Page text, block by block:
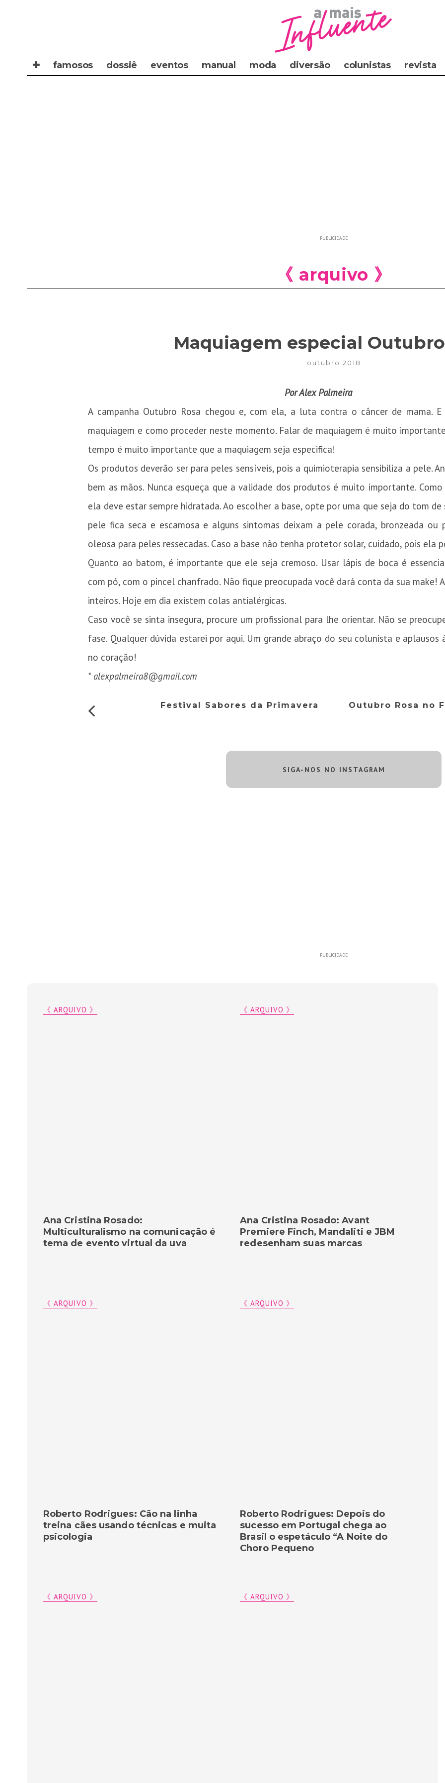
✚ famosos dossiê eventos manual moda diversão colunistas revista
PUBLICIDADE
《 arquivo 》
Maquiagem especial
outubro 2018
Por Alex Palmeira
A campanha Outubro Rosa chegou e, com ela, a luta contra o câncer de mama.
maquiagem e como proceder neste momento. Falar de maquiagem é muito
tempo é muito importante que a maquiagem seja especifica!
Os produtos deverão ser para peles sensíveis, pois a quimioterapia sensibiliza a pele.
bem as mãos. Nunca esqueça que a validade dos produtos é muito importante.
ela deve estar sempre hidratada. Ao escolher a base, opte por uma que seja do tom
pele fica seca e escamosa e alguns sintomas deixam a pele corada, bronzeada ou
oleosa para peles ressecadas. Caso a base não tenha protetor solar, cuidado, pois ela
Quanto ao batom, é importante que ele seja cremoso. Usar lápis de boca é
com pó, com o pincel chanfrado. Não fique preocupada você dará conta da sua make!
inteiros. Hoje em dia existem colas antialérgicas.
Caso você se sinta insegura, procure um profissional para lhe orientar. Não se
fase. Qualquer dúvida estarei por aqui. Um grande abraço do seu colunista e aplausos
no coração!
* alexpalmeira8@gmail.com
Festival Sabores da Primavera Outubro Rosa no
SIGA-NOS NO INSTAGRAM
PUBLICIDADE
《 ARQUIVO 》
Ana Cristina Rosado: Avant
Premiere Finch, Mandaliti e JBM
redesenham suas marcas
《 ARQUIVO 》
Ana Cristina Rosado:
Multiculturalismo na comunicação é
tema de evento virtual da uva
《 ARQUIVO 》
Roberto Rodrigues: Depois do
sucesso em Portugal chega ao
Brasil o espetáculo “A Noite do
Choro Pequeno
《 ARQUIVO 》
Roberto Rodrigues: Cão na linha
treina cães usando técnicas e muita
psicologia
《 ARQUIVO 》
《 ARQUIVO 》